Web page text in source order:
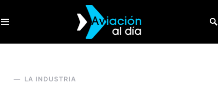
LA INDUSTRIA